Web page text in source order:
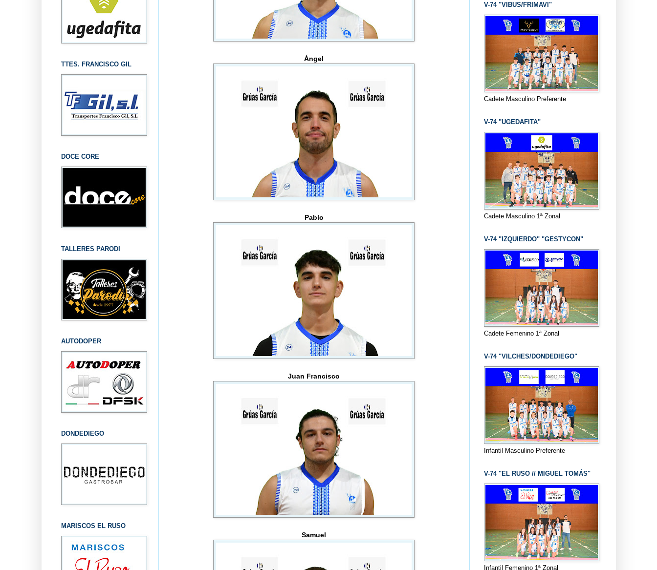
Ángel
Pablo
Juan Francisco
Samuel
TTES. FRANCISCO GIL
DOCE CORE
TALLERES PARODI
AUTODOPER
DONDEDIEGO
MARISCOS EL RUSO
V-74 "VIBUS/FRIMAVI"
Cadete Masculino Preferente
V-74 "UGEDAFITA"
Cadete Masculino 1ª Zonal
V-74 "IZQUIERDO" "GESTYCON"
Cadete Femenino 1ª Zonal
V-74 "VILCHES/DONDEDIEGO"
Infantil Masculino Preferente
V-74 "EL RUSO // MIGUEL TOMÁS"
Infantil Femenino 1ª Zonal